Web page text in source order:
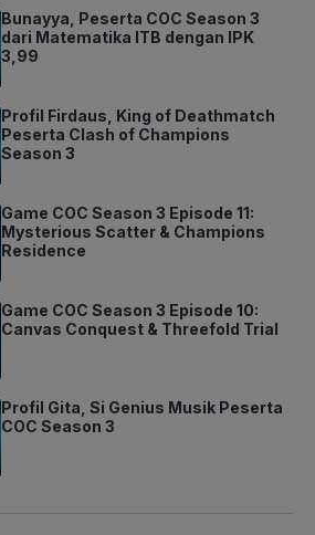
Bunayya, Peserta COC Season 3
dari Matematika ITB dengan IPK
3,99
Profil Firdaus, King of Deathmatch
Peserta Clash of Champions
Season 3
Game COC Season 3 Episode 11:
Mysterious Scatter & Champions
Residence
Game COC Season 3 Episode 10:
Canvas Conquest & Threefold Trial
Profil Gita, Si Genius Musik Peserta
COC Season 3